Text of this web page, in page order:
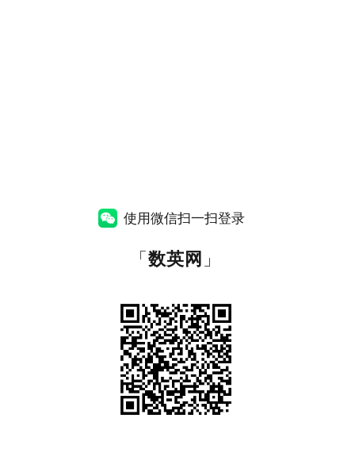
使用微信扫一扫登录
「数英网 」